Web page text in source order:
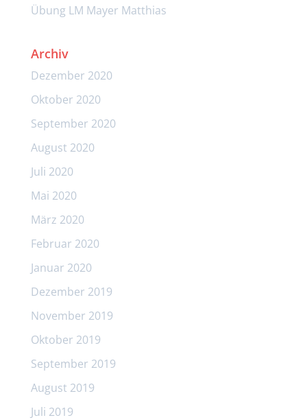
Übung LM Mayer Matthias
Archiv
Dezember 2020
Oktober 2020
September 2020
August 2020
Juli 2020
Mai 2020
März 2020
Februar 2020
Januar 2020
Dezember 2019
November 2019
Oktober 2019
September 2019
August 2019
Juli 2019